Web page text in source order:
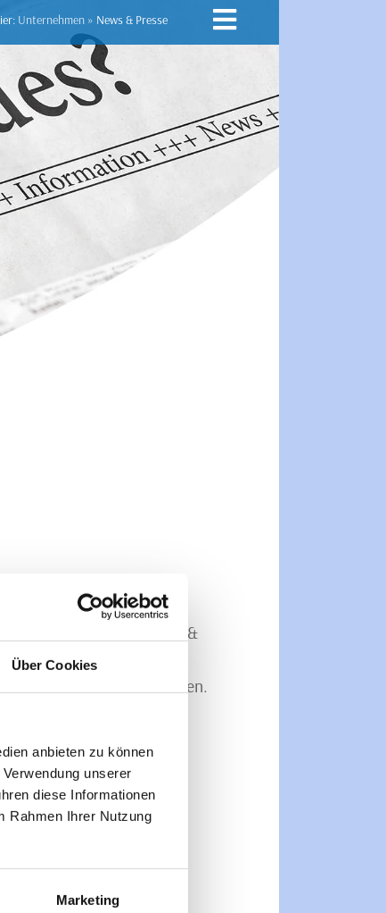
Über Cookies
anbieten zu können
unserer
diese Informationen
Rahmen Ihrer Nutzung
Marketing
Unternehmen » News & Presse
in unseren Fleisch- &
13. bis zum 25.02.2023
Rezepte zum Selberkochen.